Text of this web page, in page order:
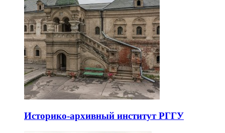
Историко-архивный институт РГГУ